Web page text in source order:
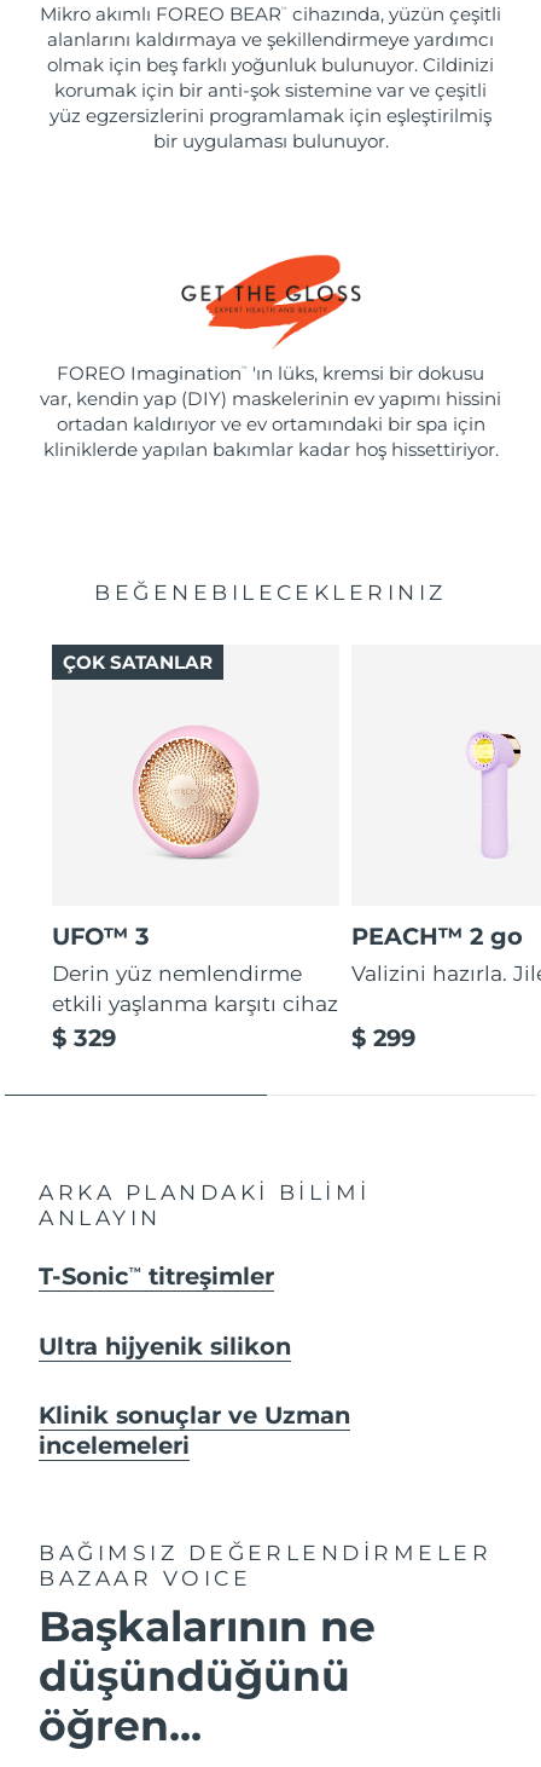
Mikro akımlı FOREO BEAR ™
cihazında, yüzün çeşitli
alanlarını kaldırmaya ve şekillendirmeye yardımcı
olmak için beş farklı yoğunluk bulunuyor. Cildinizi
korumak için bir anti-şok sistemine var ve çeşitli
yüz egzersizlerini programlamak için eşleştirilmiş
bir uygulaması bulunuyor.
FOREO Imagination ™
'ın lüks, kremsi bir dokusu
var, kendin yap (DIY) maskelerinin ev yapımı hissini
ortadan kaldırıyor ve ev ortamındaki bir spa için
kliniklerde yapılan bakımlar kadar hoş hissettiriyor.
BEĞENEBILECEKLERINIZ
UFO™ 3
Derin yüz nemlendirme
etkili yaşlanma karşıtı cihaz
$ 329
ÇOK SATANLAR
PEACH™ 2 go
Valizini hazırla.
$ 299
ARKA PLANDAKİ BİLİMİ
ANLAYIN
T-SonicTM titreşimler
Ultra hijyenik silikon
Klinik sonuçlar ve Uzman
incelemeleri
BAĞIMSIZ DEĞERLENDİRMELER
BAZAAR VOICE
Başkalarının ne
düşündüğünü
öğren...